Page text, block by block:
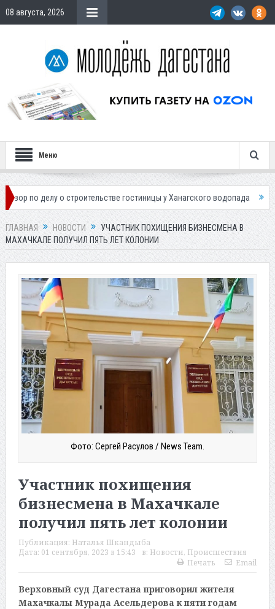
08 августа, 2026
Меню
о строительстве гостиницы у Ханагского водопада Власти
ГЛАВНАЯ НОВОСТИ
УЧАСТНИК ПОХИЩЕНИЯ БИЗНЕСМЕНА В
МАХАЧКАЛЕ ПОЛУЧИЛ ПЯТЬ ЛЕТ КОЛОНИИ
Фото: Сергей Расулов / News Team.
Участник похищения
бизнесмена в Махачкале
получил пять лет колонии
Публикация: Наталья Шкандыба
Дата: 01 сентября, 2023 в 15:43 в: Новости, Происшествия
Печать
Email
Верховный суд Дагестана приговорил жителя
Махачкалы Мурада Асельдерова к пяти годам